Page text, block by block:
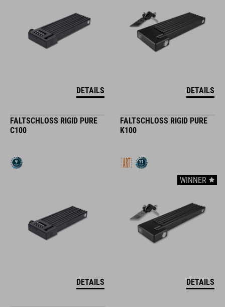
DETAILS DETAILS
FALTSCHLOSS RIGID PURE
C100
DETAILS
FALTSCHLOSS RIGID PURE
K100
WINNER
DETAILS